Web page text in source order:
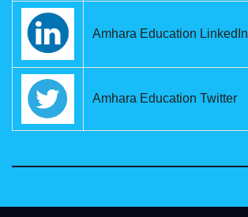
Amhara Education LinkedIn
Amhara Education Twitter